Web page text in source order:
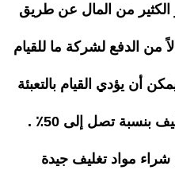
الكثير من المال عن طريق
من الدفع لشركة ما للقيام
أن يؤدي القيام بالتعبئة
الخاصة بك إلى خفض التكاليف بنسبة تصل إلى 50٪ .
شراء مواد تغليف جيدة